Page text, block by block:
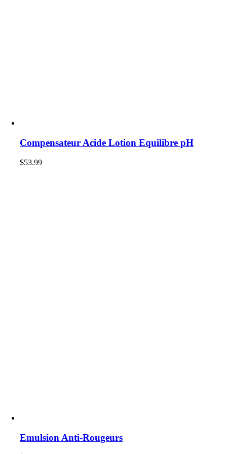
Compensateur Acide Lotion Equilibre pH
$53.99
Emulsion Anti-Rougeurs